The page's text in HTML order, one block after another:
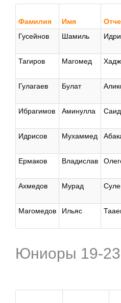
Фамилия Имя
Гусейнов
Шамиль
Тагиров
Магомед
Гулагаев
Булат
Ибрагимов
Аминулла
Идрисов Мухаммед
Ермаков
Владислав
Ахмедов
Мурад
Магомедов
Ильяс
Юниоры 19-23